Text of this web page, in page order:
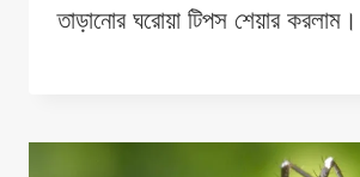
তাড়ানোর ঘরোয়া টিপস শেয়ার করলাম।